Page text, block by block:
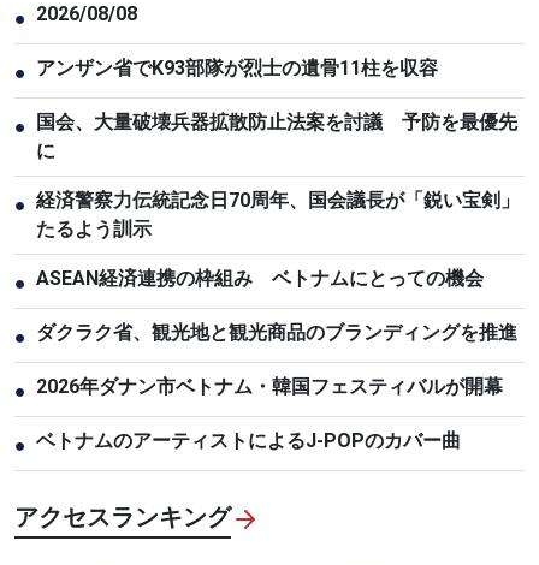
● 2026/08/08
● アンザン省でK93部隊が烈士の遺骨11柱を収容
●
国会、大量破壊兵器拡散防止法案を討議 予防を最優先
に
● 経済警察力伝統記念日70周年、国会議長が「鋭い宝剣」
たるよう訓示
● ASEAN経済連携の枠組み ベトナムにとっての機会
● ダクラク省、観光地と観光商品のブランディングを推進
● 2026年ダナン市ベトナム・韓国フェスティバルが開幕
● ベトナムのアーティストによるJ-POPのカバー曲
アクセスランキング